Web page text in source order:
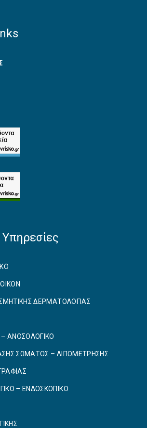
ΔΕΡΜΑΤΟΛΟΓΙΑΣ
– ΑΝΟΣΟΛΟΓΙΚΟ
ΣΩΜΑΤΟΣ – ΛΙΠΟΜΕΤΡΗΣΗΣ
– ΕΝΔΟΣΚΟΠΙΚΟ